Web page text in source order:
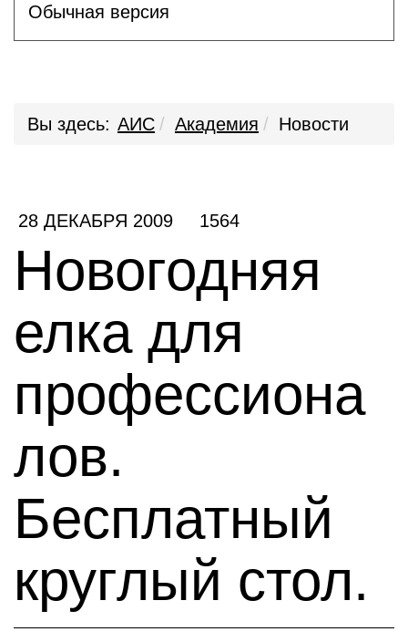
Обычная версия
Вы здесь: АИС Академия Новости
28 ДЕКАБРЯ 2009 1564
Новогодняя
елка для
профессиона
лов.
Бесплатный
круглый стол.